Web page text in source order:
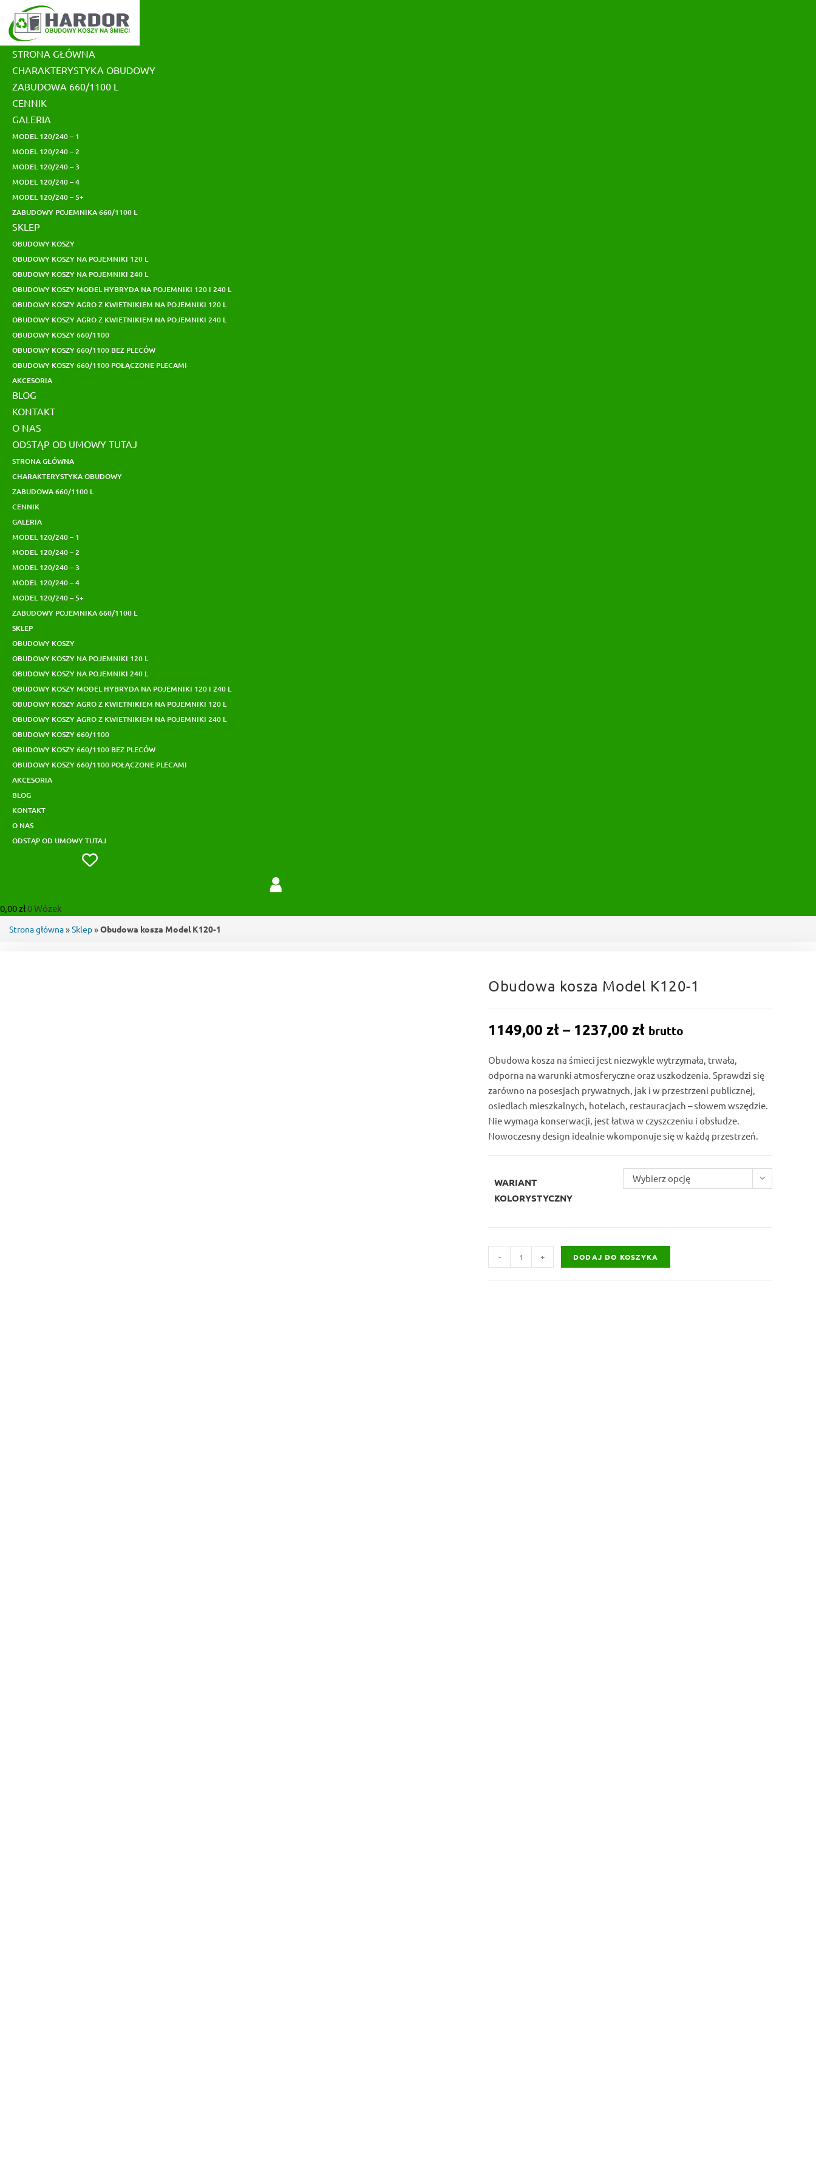
content
STRONA GŁÓWNA
CHARAKTERYSTYKA OBUDOWY
ZABUDOWA 660/1100 L
CENNIK
GALERIA
MODEL 120/240 – 1
MODEL 120/240 – 2
MODEL 120/240 – 3
MODEL 120/240 – 4
MODEL 120/240 – 5+
ZABUDOWY POJEMNIKA 660/1100 L
SKLEP
OBUDOWY KOSZY
OBUDOWY KOSZY NA POJEMNIKI 120 L
OBUDOWY KOSZY NA POJEMNIKI 240 L
OBUDOWY KOSZY MODEL HYBRYDA NA POJEMNIKI 120 I 240 L
OBUDOWY KOSZY AGRO Z KWIETNIKIEM NA POJEMNIKI 120 L
OBUDOWY KOSZY AGRO Z KWIETNIKIEM NA POJEMNIKI 240 L
OBUDOWY KOSZY 660/1100
OBUDOWY KOSZY 660/1100 BEZ PLECÓW
OBUDOWY KOSZY 660/1100 POŁĄCZONE PLECAMI
AKCESORIA
BLOG
KONTAKT
O NAS
ODSTĄP OD UMOWY TUTAJ
STRONA GŁÓWNA
CHARAKTERYSTYKA OBUDOWY
ZABUDOWA 660/1100 L
CENNIK
GALERIA
MODEL 120/240 – 1
MODEL 120/240 – 2
MODEL 120/240 – 3
MODEL 120/240 – 4
MODEL 120/240 – 5+
ZABUDOWY POJEMNIKA 660/1100 L
SKLEP
OBUDOWY KOSZY
OBUDOWY KOSZY NA POJEMNIKI 120 L
OBUDOWY KOSZY NA POJEMNIKI 240 L
OBUDOWY KOSZY MODEL HYBRYDA NA POJEMNIKI 120 I 240 L
OBUDOWY KOSZY AGRO Z KWIETNIKIEM NA POJEMNIKI 120 L
OBUDOWY KOSZY AGRO Z KWIETNIKIEM NA POJEMNIKI 240 L
OBUDOWY KOSZY 660/1100
OBUDOWY KOSZY 660/1100 BEZ PLECÓW
OBUDOWY KOSZY 660/1100 POŁĄCZONE PLECAMI
AKCESORIA
BLOG
KONTAKT
O NAS
ODSTĄP OD UMOWY TUTAJ
0,00zł0Wózek
Strona główna»Sklep»Obudowa kosza Model K120-1
Obudowa kosza Model K120-1
1149,00 zł– 1237,00 złZakres
od
do
1237,00 zł
brutto
Obudowa kosza na śmieci jest niezwykle wytrzymała, trwała,
odporna na warunki atmosferyczne oraz uszkodzenia. Sprawdzi się
zarówno na posesjach prywatnych, jak i w przestrzeni publicznej,
osiedlach mieszkalnych, hotelach, restauracjach – słowem wszędzie.
Nie wymaga konserwacji, jest łatwa w czyszczeniu i obsłudze.
Nowoczesny design idealnie wkomponuje się w każdą przestrzeń.
WARIANT
KOLORYSTYCZNY
Wybierz opcję
Obudowa
- + DODAJ DO KOSZYKA